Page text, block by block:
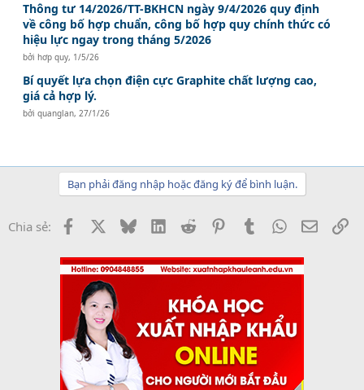
Thông tư 14/2026/TT-BKHCN ngày 9/4/2026 quy định
về công bố hợp chuẩn, công bố hợp quy chính thức có
hiệu lực ngay trong tháng 5/2026
bởihơp quy, 1/5/26
Bí quyết lựa chọn điện cực Graphite chất lượng cao,
giá cả hợp lý.
bởiquanglan, 27/1/26
Bạn phải đăng nhập hoặc đăng ký để bình luận.
Chia sẻ: Facebook BlueskyLinkedInReddit PinterestTumblrWhatsApp
Email